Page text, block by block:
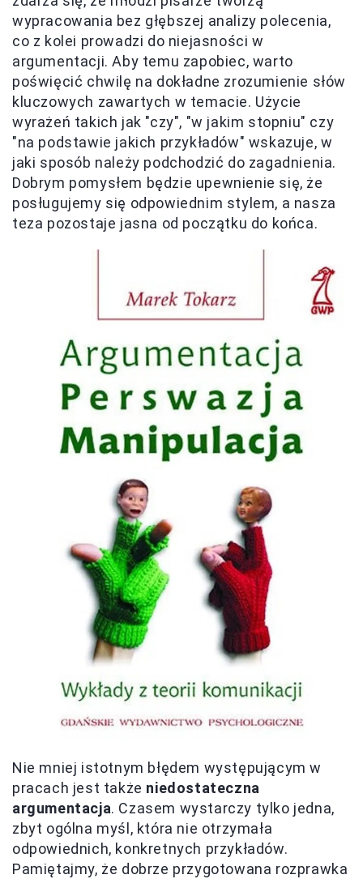
wypracowania bez głębszej analizy polecenia,
co z kolei prowadzi do niejasności w
argumentacji. Aby temu zapobiec, warto
poświęcić chwilę na dokładne zrozumienie słów
kluczowych zawartych w temacie. Użycie
wyrażeń takich jak "czy", "w jakim stopniu" czy
"na podstawie jakich przykładów" wskazuje, w
jaki sposób należy podchodzić do zagadnienia.
Dobrym pomysłem będzie upewnienie się, że
posługujemy się odpowiednim stylem, a nasza
teza pozostaje jasna od początku do końca.
Nie mniej istotnym błędem występującym w
pracach jest także niedostateczna
argumentacja. Czasem wystarczy tylko jedna,
zbyt ogólna myśl, która nie otrzymała
odpowiednich, konkretnych przykładów.
Pamiętajmy, że dobrze przygotowana rozprawka